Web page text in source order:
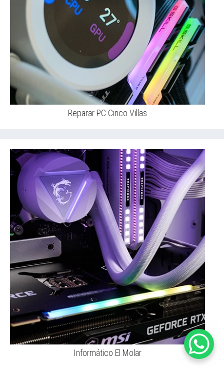
Reparar PC Cinco Villas
Informático El Molar